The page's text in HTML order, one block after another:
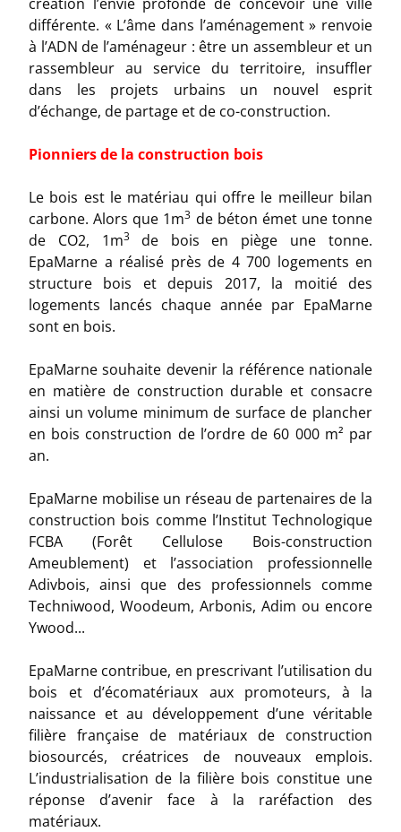
différente. « L’âme dans l’aménagement » renvoie
à l’ADN de l’aménageur : être un assembleur et un
rassembleur au service du territoire, insuffler
dans les projets urbains un nouvel esprit
d’échange, de partage et de co-construction.
Pionniers de la construction bois
Le bois est le matériau qui offre le meilleur bilan
carbone. Alors que 1m3 de béton émet une tonne
de CO2, 1m3 de bois en piège une tonne.
EpaMarne a réalisé près de 4 700 logements en
structure bois et depuis 2017, la moitié des
logements lancés chaque année par EpaMarne
sont en bois.
EpaMarne souhaite devenir la référence nationale
en matière de construction durable et consacre
ainsi un volume minimum de surface de plancher
en bois construction de l’ordre de 60 000 m² par
an.
EpaMarne mobilise un réseau de partenaires de la
construction bois comme l’Institut Technologique
FCBA (Forêt Cellulose Bois-construction
Ameublement) et l’association professionnelle
Adivbois, ainsi que des professionnels comme
Techniwood, Woodeum, Arbonis, Adim ou encore
Ywood...
EpaMarne contribue, en prescrivant l’utilisation du
bois et d’écomatériaux aux promoteurs, à la
naissance et au développement d’une véritable
filière française de matériaux de construction
biosourcés, créatrices de nouveaux emplois.
L’industrialisation de la filière bois constitue une
réponse d’avenir face à la raréfaction des
matériaux.